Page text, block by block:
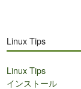
Linux Tips
Linux Tips
インストール